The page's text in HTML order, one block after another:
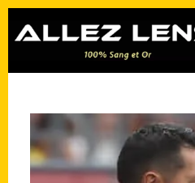
contenu